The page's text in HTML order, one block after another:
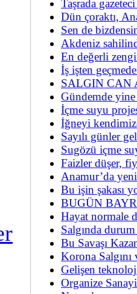
Taşrada
Dün çoraktı,
Sen de
Akdeniz
En değerli
İş işten
SALGIN CAN
Gündemde
İçme suyu
İğneyi
Sayılı günler
Sugözü içme
Faizler düşer,
Anamur’da
Bu işin şakası
BUGÜN
Hayat normale
Salgında durum
Bu Savaşı
Korona
Gelişen
Organize